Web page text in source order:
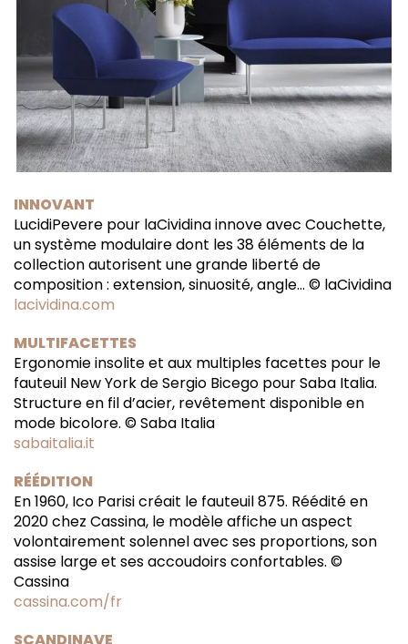
INNOVANT
LucidiPevere pour laCividina innove avec Couchette,
un système modulaire dont les 38 éléments de la
collection autorisent une grande liberté de
composition : extension, sinuosité, angle… © laCividina
lacividina.com
MULTIFACETTES
Ergonomie insolite et aux multiples facettes pour le
fauteuil New York de Sergio Bicego pour Saba Italia.
Structure en fil d’acier, revêtement disponible en
mode bicolore. © Saba Italia
sabaitalia.it
RÉÉDITION
En 1960, Ico Parisi créait le fauteuil 875. Réédité en
2020 chez Cassina, le modèle affiche un aspect
volontairement solennel avec ses proportions, son
assise large et ses accoudoirs confortables. ©
Cassina
cassina.com/fr